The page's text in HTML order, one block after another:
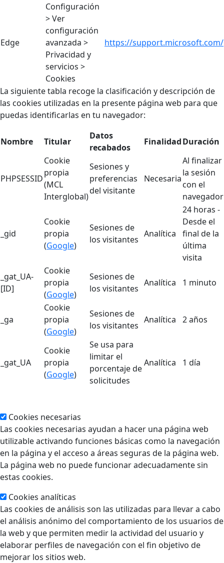
Edge
Configuración
> Ver
configuración
avanzada >
Privacidad y
servicios >
Cookies
https://support.microsoft.com/
La siguiente tabla recoge la clasificación y descripción de
las cookies utilizadas en la presente página web para que
puedas identificarlas en tu navegador:
Nombre Titular
Datos
recabados
FinalidadDuración
PHPSESSID
Cookie
propia
(MCL
Interglobal)
Sesiones y
preferencias
del visitante
Necesaria
Al finalizar
la sesión
con el
navegador
_gid
Cookie
propia
(Google)
Sesiones de
los visitantes
Analítica
24 horas -
Desde el
final de la
última
visita
_gat_UA-
[ID]
Cookie
propia
(Google)
Sesiones de
los visitantes
Analítica 1 minuto
_ga
Cookie
propia
(Google)
Sesiones de
los visitantes
Analítica 2 años
_gat_UA
Cookie
propia
(Google)
Se usa para
limitar el
porcentaje de
solicitudes
Analítica 1 día
Cookies necesarias
Las cookies necesarias ayudan a hacer una página web
utilizable activando funciones básicas como la navegación
en la página y el acceso a áreas seguras de la página web.
La página web no puede funcionar adecuadamente sin
estas cookies.
Cookies analíticas
Las cookies de análisis son las utilizadas para llevar a cabo
el análisis anónimo del comportamiento de los usuarios de
la web y que permiten medir la actividad del usuario y
elaborar perfiles de navegación con el fin objetivo de
mejorar los sitios web.